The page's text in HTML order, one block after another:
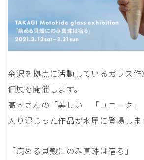
金沢を拠点に活動しているガラス
個展を開催します。
高木さんの「美しい」「ユニーク
入り混じった作品が水犀に登場しま
「病める貝殻にのみ真珠は宿る」